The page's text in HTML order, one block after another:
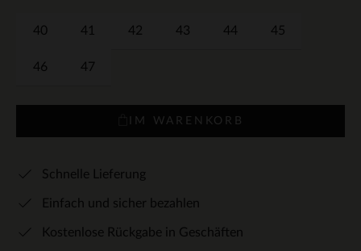
40 41 42 43 44 45
46 47
IM WARENKORB
Schnelle Lieferung
Einfach und sicher bezahlen
Kostenlose Rückgabe in Geschäften